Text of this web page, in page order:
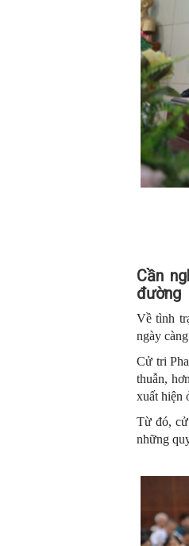
Cần
đường
Về tình
ngày
Cử tri
thuẫn,
xuất hiện
Từ đó,
những